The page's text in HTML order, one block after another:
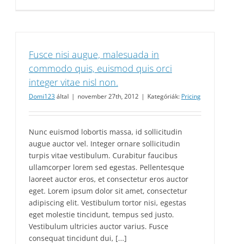
Fusce nisi augue, malesuada in
commodo quis, euismod quis orci
integer vitae nisl non.
Domi123által | november 27th, 2012 | Kategóriák: Pricing
Nunc euismod lobortis massa, id sollicitudin
augue auctor vel. Integer ornare sollicitudin
turpis vitae vestibulum. Curabitur faucibus
ullamcorper lorem sed egestas. Pellentesque
laoreet auctor eros, et consectetur eros auctor
eget. Lorem ipsum dolor sit amet, consectetur
adipiscing elit. Vestibulum tortor nisi, egestas
eget molestie tincidunt, tempus sed justo.
Vestibulum ultricies auctor varius. Fusce
consequat tincidunt dui, [...]